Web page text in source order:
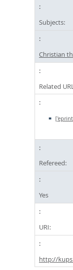
Subjects:
Christian
Related
Refereed:
Yes
URI:
http://